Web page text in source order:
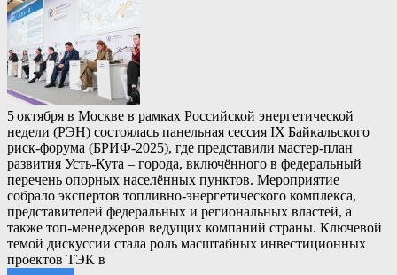
5 октября в Москве в рамках Российской энергетической
недели (РЭН) состоялась панельная сессия IX Байкальского
риск‑форума (БРИФ‑2025), где представили мастер‑план
развития Усть‑Кута – города, включённого в федеральный
перечень опорных населённых пунктов. Мероприятие
собрало экспертов топливно‑энергетического комплекса,
представителей федеральных и региональных властей, а
также топ‑менеджеров ведущих компаний страны. Ключевой
темой дискуссии стала роль масштабных инвестиционных
проектов ТЭК в